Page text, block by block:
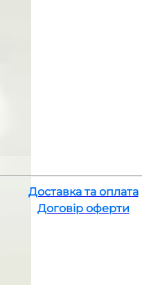
Доставка та оплата
Договір оферти